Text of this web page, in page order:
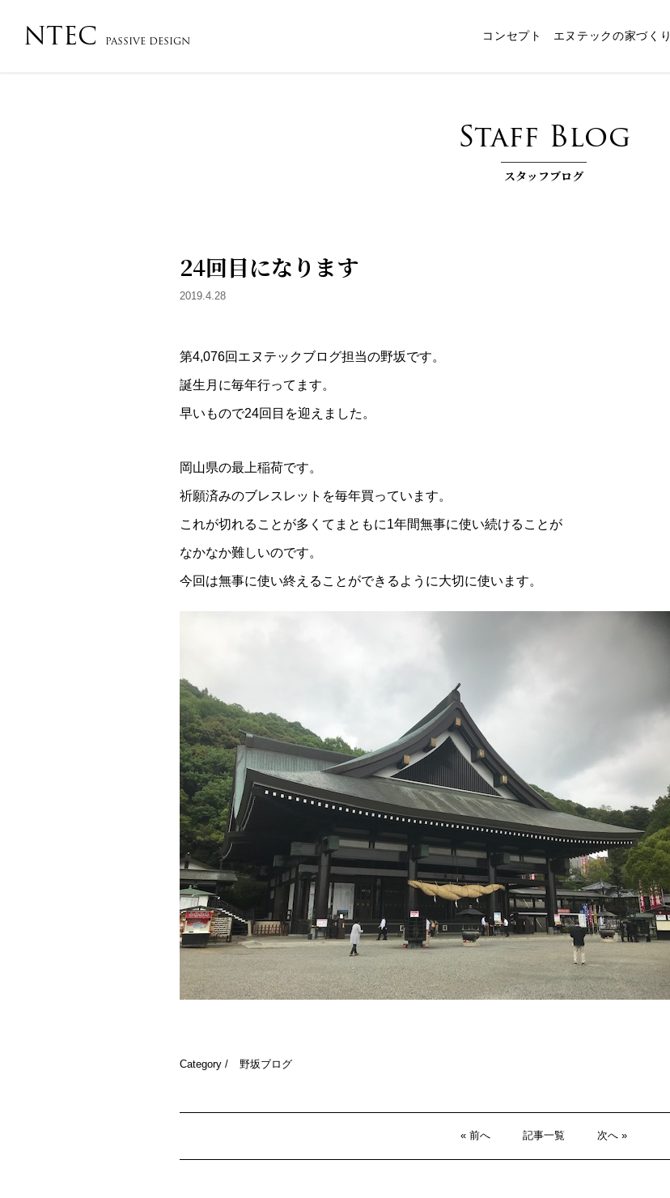
NTEC PASSIVE DESIGN コンセプト エヌテックの家づくり
Staff Blog
スタッフブログ
24回目になります
2019.4.28
第4,076回エヌテックブログ担当の野坂です。
誕生月に毎年行ってます。
早いもので24回目を迎えました。
岡山県の最上稲荷です。
祈願済みのブレスレットを毎年買っています。
これが切れることが多くてまともに1年間無事に使い続けることが
なかなか難しいのです。
今回は無事に使い終えることができるように大切に使います。
Category / 野坂ブログ
« 前へ 記事一覧 次へ »